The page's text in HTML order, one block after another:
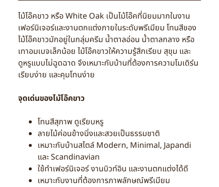
ไม้โอ๊คขาว หรือ White Oak เป็นไม้โอ๊คที่นิยมมากในงาน
เฟอร์นิเจอร์และงานตกแต่งภายในระดับพรีเมียม โทนสีของ
ไม้โอ๊คขาวมักอยู่ในกลุ่มครีม น้ำตาลอ่อน น้ำตาลกลาง หรือ
เทาอมเบจเล็กน้อย ไม้โอ๊คขาวให้ความรู้สึกเรียบ สุขุม และ
ดูหรูแบบไม่ฉูดฉาด จึงเหมาะกับบ้านที่ต้องการความโมเดิร์น
เรียบง่าย และคุมโทนง่าย
จุดเด่นของไม้โอ๊คขาว
โทนสีสุภาพ ดูเรียบหรู
ลายไม้ค่อนข้างนิ่งและสวยเป็นธรรมชาติ
เหมาะกับบ้านสไตล์ Modern, Minimal, Japandi
และ Scandinavian
ใช้ทำเฟอร์นิเจอร์ งานบิวท์อิน และงานตกแต่งได้ดี
เหมาะกับงานที่ต้องการภาพลักษณ์พรีเมียม